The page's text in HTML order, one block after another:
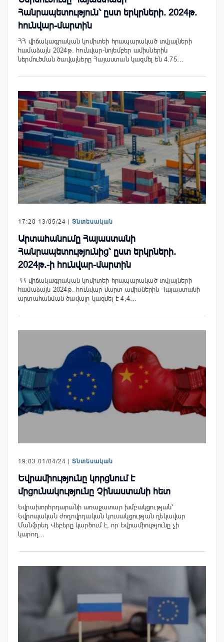
Հանրապետություն՝ ըստ երկրների. 2024թ.
հունվար-մարտին
ՀՀ վիճակագրական կոմիտեի հրապարակած տվյալների
համաձայն 2024թ. հունվար-նոյեմբեր ամիսներին
ներմուծման ծավալները Հայաստան կազմել են 4.75…
17:20 13/05/24 | Տնտեսական
Արտահանումը Հայաստանի
Հանրապետությունից՝ ըստ երկրների.
2024թ.-ի հունվար-մարտին
ՀՀ վիճակագրական կոմիտեի հրապարակած տվյալների
համաձայն 2024թ. հունվար-մարտ ամիսներին Հայաստանի
արտահանման ծավալը կազմել է 4,4…
19:03 01/04/24 | Տնտեսական
Եվրամիությունը կորցնում է
մրցունակությունը Չինաստանի հետ
Եվրախորհրդարանի առաջատար խմբակցության՝
Եվրոպական ժողովրդական կուսակցության ղեկավար
Մանֆրեդ Վեբերը կարծում է, որ Եվրամիությունը չի
կարող…